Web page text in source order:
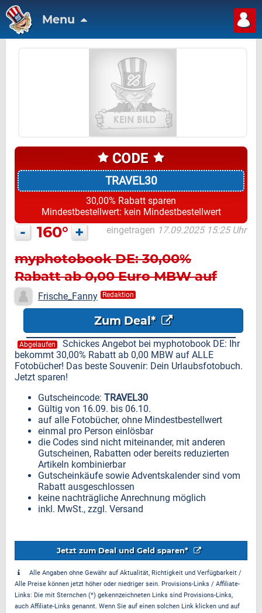
Menu
TRAVEL30
30,00% Rabatt sparen
Mindestbestellwert: kein Mindestbestellwert
- 160° + eingetragen 17.09.2025 15:25 Uhr
myphotobook DE: 30,00%
Rabatt ab 0,00 Euro MBW auf
alle Fotobücher
Frische_Fanny Redaktion
Zum Deal*
Abgelaufen
Schickes Angebot bei myphotobook DE: Ihr
bekommt 30,00% Rabatt ab 0,00 MBW auf ALLE
Fotobücher! Das beste Souvenir: Dein Urlaubsfotobuch.
Jetzt sparen!
Gutscheincode: TRAVEL30
Gültig von 16.09. bis 06.10.
auf alle Fotobücher, ohne Mindestbestellwert
einmal pro Person einlösbar
die Codes sind nicht miteinander, mit anderen
Gutscheinen, Rabatten oder bereits reduzierten
Artikeln kombinierbar
Gutscheinkäufe sowie Adventskalender sind vom
Rabatt ausgeschlossen
keine nachträgliche Anrechnung möglich
inkl. MwSt., zzgl. Versand
Jetzt zum Deal und Geld sparen*
Alle Angaben ohne Gewähr auf Aktualität, Richtigkeit und Verfügbarkeit /
Alle Preise können jetzt höher oder niedriger sein. Provisions-Links / Affiliate-
Links: Die mit Sternchen (*) gekennzeichneten Links sind Provisions-Links,
auch Affiliate-Links genannt. Wenn Sie auf einen solchen Link klicken und auf